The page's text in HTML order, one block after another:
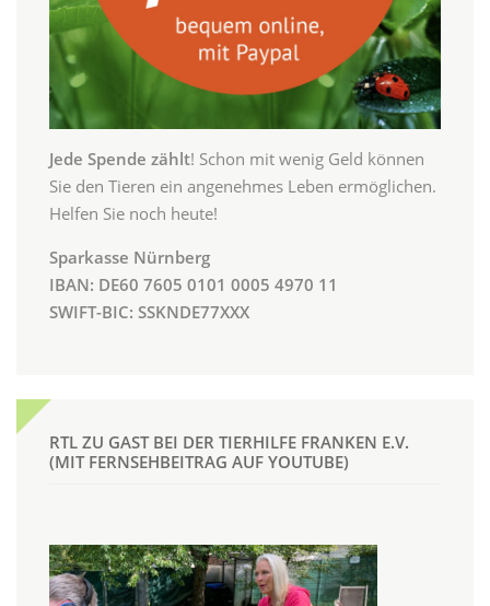
Jede Spende zählt! Schon mit wenig Geld können
Sie den Tieren ein angenehmes Leben ermöglichen.
Helfen Sie noch heute!
Sparkasse Nürnberg
IBAN: DE60 7605 0101 0005 4970 11
SWIFT-BIC: SSKNDE77XXX
RTL ZU GAST BEI DER TIERHILFE FRANKEN E.V.
(MIT FERNSEHBEITRAG AUF YOUTUBE)